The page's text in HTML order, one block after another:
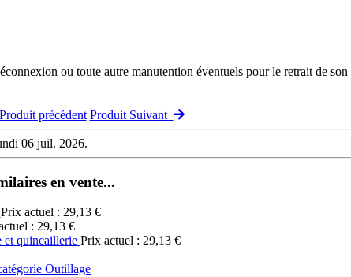
ou toute autre manutention éventuels pour le retrait de son
précédent Produit Suivant
06 juil. 2026.
en vente...
Prix actuel : 29,13 €
: 29,13 €
Prix actuel : 29,13 €
Outillage